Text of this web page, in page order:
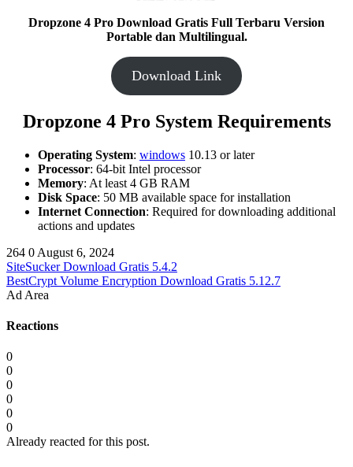
Dropzone 4 Pro Download Gratis Full Terbaru Version
Portable dan Multilingual.
Download Link
Dropzone 4 Pro System Requirements
Operating System: windows 10.13 or later
Processor: 64-bit Intel processor
Memory: At least 4 GB RAM
Disk Space: 50 MB available space for installation
Internet Connection: Required for downloading additional
actions and updates
264 0 August 6, 2024
SiteSucker Download Gratis 5.4.2
BestCrypt Volume Encryption Download Gratis 5.12.7
Ad Area
Reactions
0
0
0
0
0
0
Already reacted for this post.